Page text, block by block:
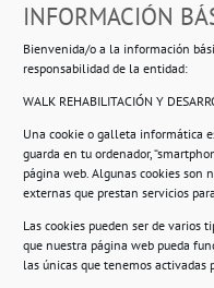
INFORMACIÓN
Bienvenida/o a la información
responsabilidad de la entidad:
WALK REHABILITACIÓN Y
Una cookie o galleta informática
guarda en tu ordenador,
página web. Algunas cookies son
externas que prestan servicios
Las cookies pueden ser de varios
que nuestra página web pueda
las únicas que tenemos activadas
Ropero Solidario de
Beasáin 25-33
Información
Compromiso con